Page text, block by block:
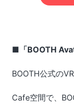
■「BOOTH
BOOTH公式の
Cafe空間で、